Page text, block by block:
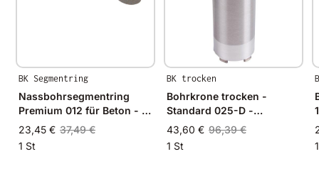
BK Segmentring
Nassbohrsegmentring
Premium 012 für Beton - Ø
22mm - 22/17mm
23,45 € 37,49 €
1 St
BK trocken
Bohrkrone trocken -
Standard 025-D -
Kalksandstein
43,60 € 96,39 €
1 St